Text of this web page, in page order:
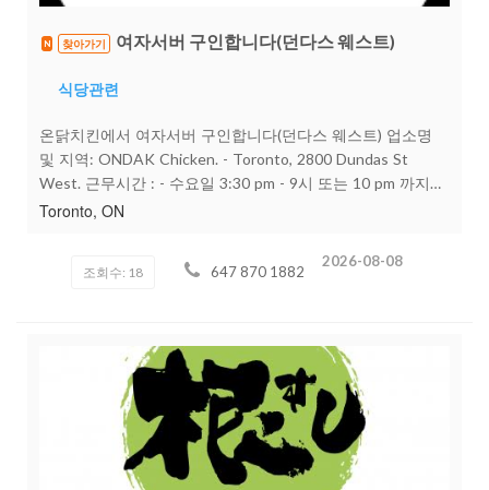
N 찾아가기 여자서버 구인합니다(던다스 웨스트)
식당관련
온닭치킨에서 여자서버 구인합니다(던다스 웨스트) 업소명
및 지역: ONDAK Chicken. - Toronto, 2800 Dundas St
West. 근무시간 : - 수요일 3:30 pm - 9시 또는 10 pm 까지
(추후 쉬프트 하루 더 추가 될수도 있습니다) 시급 : 온타리오
fly342877@gmail.com 이력서 보내주시면 검토후 면접자에
한해서 연락드리겠습니다. (이력서 없는 분들은 이름, 나이,비
적으로 일 가능한 분 스마트 서브 필수 오픈한지 얼마 안된곳
이라 같이 배우고, 성장해갈 서버분들 많은 지원부탁드립니
다, 일은 어렵지 않아서 금방 배우게 되실건데, 손님 대부분이
케네디언이기 때문에 영어 가능한분으로 선호하고, 손님들께
Toronto, ON
조회수: 18 647 870 1882
2026-08-08